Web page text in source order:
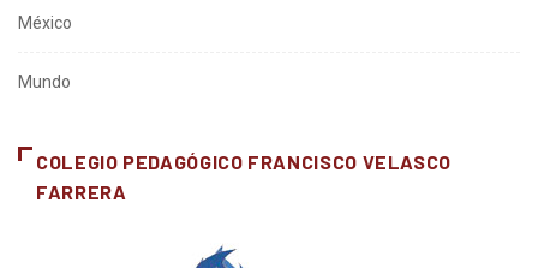
México
Mundo
COLEGIO PEDAGÓGICO FRANCISCO VELASCO
FARRERA